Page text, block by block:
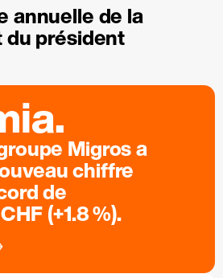
annuelle de la
président
Migros a
chiffre
de
(+1.8 %).